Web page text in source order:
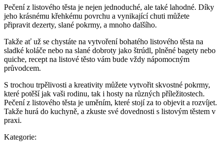
Pečení z listového těsta je nejen jednoduché, ale také lahodné. Díky
jeho krásnému křehkému povrchu a vynikající chuti můžete
připravit dezerty, slané pokrmy, a mnoho dalšího.
Takže ať už se chystáte na vytvoření bohatého listového těsta na
sladké koláče nebo na slané dobroty jako štrúdl, plněné bagety nebo
quiche, recept na listové těsto vám bude vždy nápomocným
průvodcem.
S trochou trpělivosti a kreativity můžete vytvořit skvostné pokrmy,
které potěší jak vaši rodinu, tak i hosty na různých příležitostech.
Pečení z listového těsta je uměním, které stojí za to objevit a rozvíjet.
Takže hurá do kuchyně, a zkuste své dovednosti s listovým těstem v
praxi.
Kategorie: